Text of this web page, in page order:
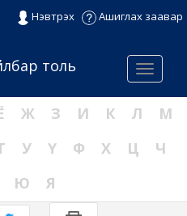
Нэвтрэх Ашиглах заавар
Menu
толь
Ж З И К Л
М
У Ү Ф Х Ц
Ч
Ю Я